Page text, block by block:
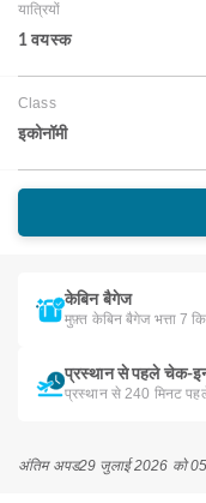
यात्रियों
1 वयस्‍क
Class
इकोनॉमी
केबिन बैगेज
मुफ़्त केबिन बैगेज भत्ता 7
प्रस्थान से पहले चेक-
प्रस्थान से 240 मिनट
अंतिम अपड29 जुलाई 2026 को